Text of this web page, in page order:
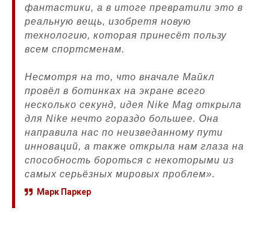
фантастики, а в итоге превратили это в
реальную вещь, изобретя новую
технологию, которая принесёт пользу
всем спортсменам.
Несмотря на то, что вначале Майкл
провёл в ботинках на экране всего
несколько секунд, идея Nike Mag открыла
для Nike нечто гораздо большее. Она
направила нас по неизведанному пути
инноваций, а также открыла нам глаза на
способность бороться с некоторыми из
самых серьёзных мировых проблем».
Марк Паркер